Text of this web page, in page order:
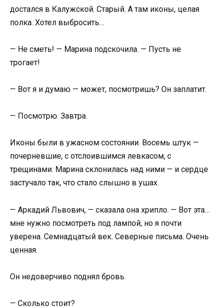
достался в Калужской. Старый. А там иконы, целая
полка. Хотел выбросить…
— Не сметь! — Марина подскочила. — Пусть не
трогает!
— Вот я и думаю — может, посмотришь? Он заплатит.
— Посмотрю. Завтра.
Иконы были в ужасном состоянии. Восемь штук —
почерневшие, с отслоившимся левкасом, с
трещинами. Марина склонилась над ними — и сердце
застучало так, что стало слышно в ушах.
— Аркадий Львович, — сказала она хрипло. — Вот эта…
мне нужно посмотреть под лампой, но я почти
уверена. Семнадцатый век. Северные письма. Очень
ценная.
Он недоверчиво поднял бровь.
— Сколько стоит?